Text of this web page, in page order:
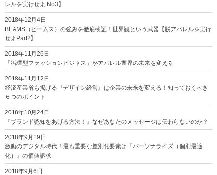
レルを実行せよ No3】
2018年12月4日
BEAMS（ビームス）の強みを徹底検証！世界観という武器【脱アパレルを実行
せよPart2】
2018年11月26日
「循環型ファッションビジネス」がアパレル業界の未来を変える
2018年11月12日
経済産業省も掲げる『デザイン経営』は企業の未来を変える！知っておくべき
６つのポイント
2018年10月24日
『ブランド認知をあげる方法！』なぜあなたのメッセージは伝わらないのか？
2018年9月19日
激動のデジタル時代！最も重要な差別化要素は『パーソナライズ（個別最適
化）』の価値訴求
2018年9月6日